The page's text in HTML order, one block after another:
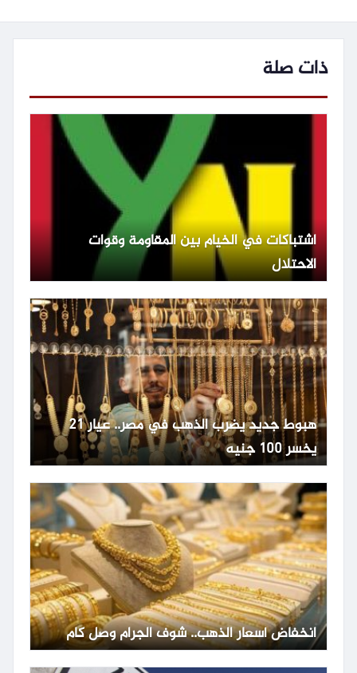
ذات صلة
اشتباكات في الخيام بين المقاومة وقوات
الاحتلال
هبوط جديد يضرب الذهب في مصر.. عيار 21
يخسر 100 جنيه
انخفاض أسعار الذهب.. شوف الجرام وصل كام